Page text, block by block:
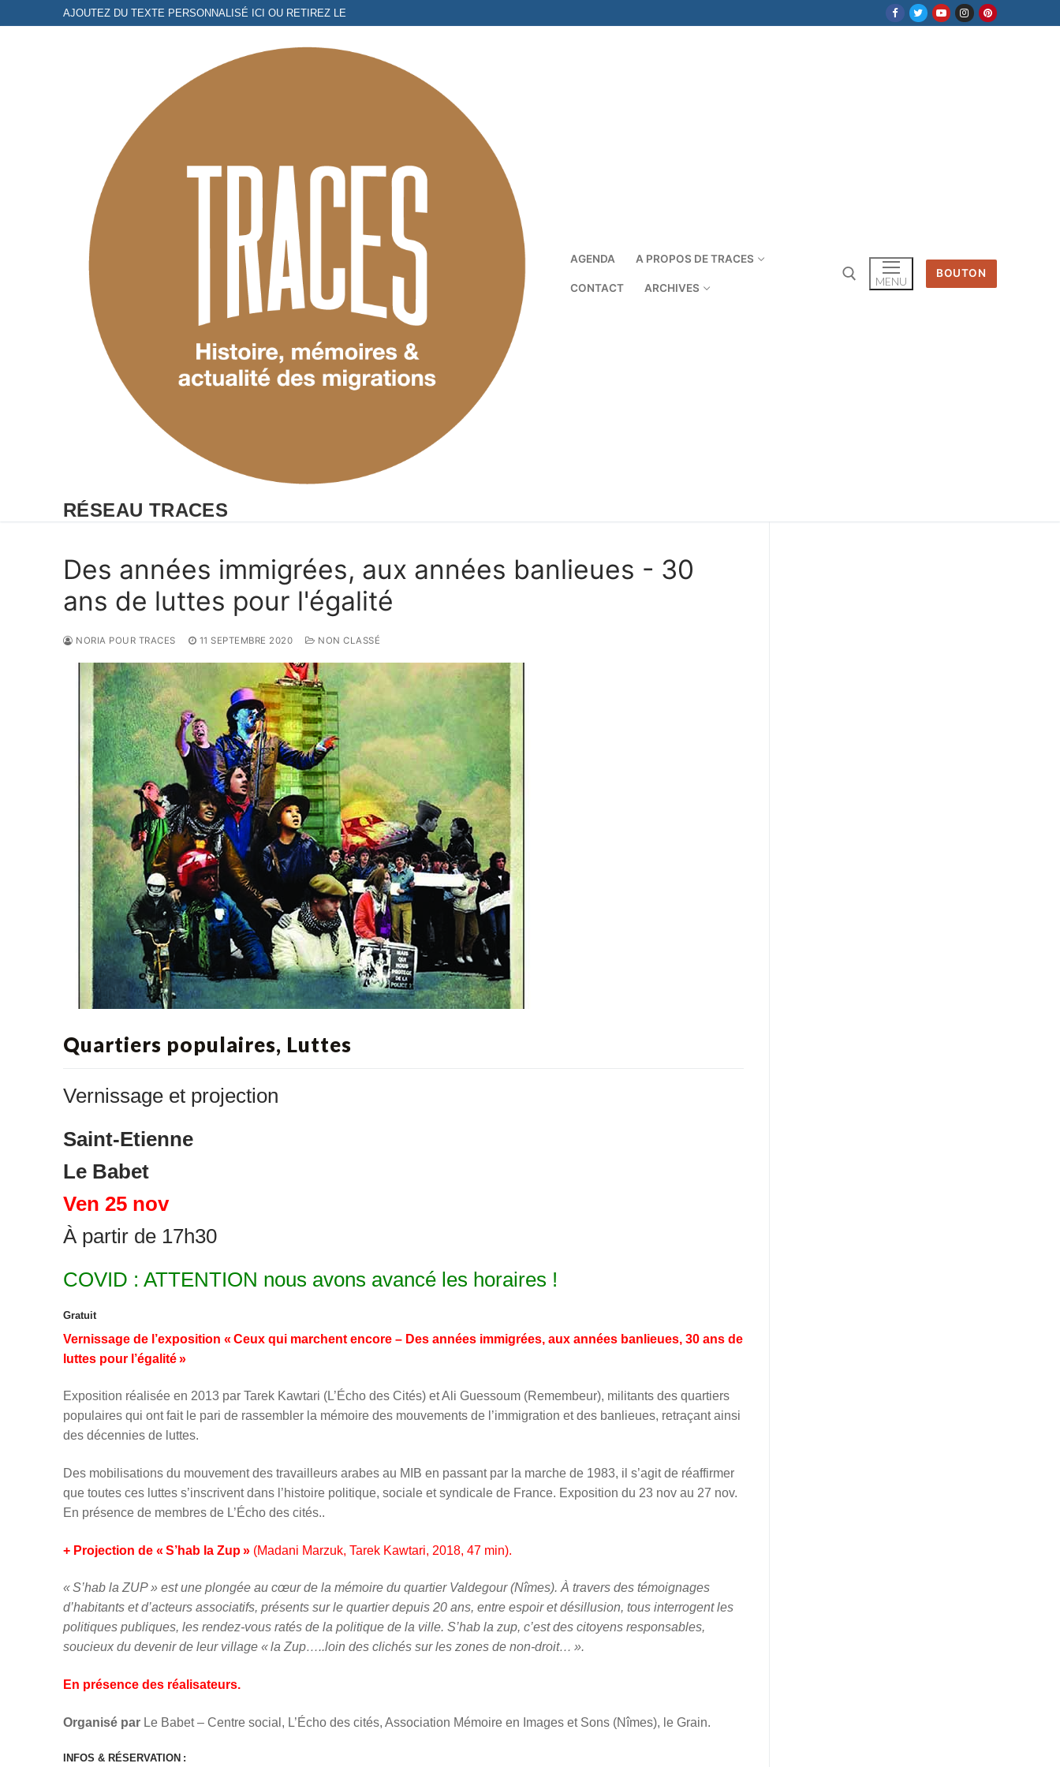
au
AJOUTEZ DU TEXTE PERSONNALISÉ ICI OU RETIREZ LE
RÉSEAU TRACES
AGENDA A PROPOS DE TRACES
CONTACT ARCHIVES MENU
BOUTON
Des années immigrées, aux années banlieues - 30
ans de luttes pour l'égalité
NORIA POUR TRACES 11 SEPTEMBRE 2020 NON CLASSÉ
Quartiers populaires, Luttes
Vernissage et projection
Saint-Etienne
Le Babet
Ven 25 nov
À partir de 17h30
COVID : ATTENTION nous avons avancé les horaires !
Gratuit
Vernissage de l’exposition « Ceux qui marchent encore – Des années immigrées, aux années banlieues, 30 ans de
luttes pour l’égalité »
Exposition réalisée en 2013 par Tarek Kawtari (L’Écho des Cités) et Ali Guessoum (Remembeur), militants des quartiers
populaires qui ont fait le pari de rassembler la mémoire des mouvements de l’immigration et des banlieues, retraçant ainsi
des décennies de luttes.
Des mobilisations du mouvement des travailleurs arabes au MIB en passant par la marche de 1983, il s’agit de réaffirmer
que toutes ces luttes s’inscrivent dans l’histoire politique, sociale et syndicale de France. Exposition du 23 nov au 27 nov.
En présence de membres de L’Écho des cités..
+ Projection de « S’hab la Zup » (Madani Marzuk, Tarek Kawtari, 2018, 47 min).
« S’hab la ZUP » est une plongée au cœur de la mémoire du quartier Valdegour (Nîmes). À travers des témoignages
d’habitants et d’acteurs associatifs, présents sur le quartier depuis 20 ans, entre espoir et désillusion, tous interrogent les
politiques publiques, les rendez-vous ratés de la politique de la ville. S’hab la zup, c’est des citoyens responsables,
soucieux du devenir de leur village « la Zup…..loin des clichés sur les zones de non-droit… ».
En présence des réalisateurs.
Organisé par Le Babet – Centre social, L’Écho des cités, Association Mémoire en Images et Sons (Nîmes), le Grain.
INFOS & RÉSERVATION :